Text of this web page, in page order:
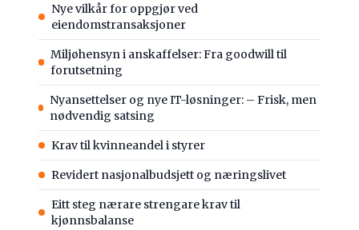
Nye vilkår for oppgjør ved
eiendomstransaksjoner
Miljøhensyn i anskaffelser: Fra goodwill til
forutsetning
Nyansettelser og nye IT-løsninger: – Frisk, men
nødvendig satsing
Krav til kvinneandel i styrer
Revidert nasjonalbudsjett og næringslivet
Eitt steg nærare strengare krav til
kjønnsbalanse